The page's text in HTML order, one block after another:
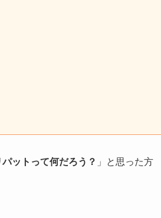
パットって何だろう？ 」と思った方